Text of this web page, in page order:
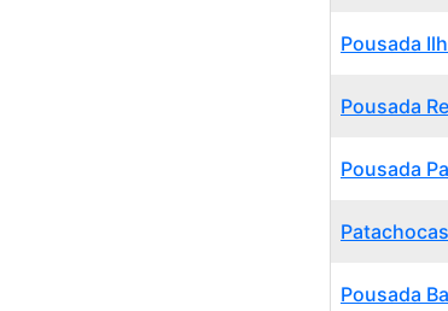
Pousada
Pousada
Pousada
Patachocas
Pousada